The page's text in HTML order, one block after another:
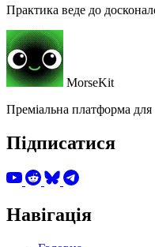
Практика веде до
MorseKit
Преміальна платформа
Підписатися
Навігація